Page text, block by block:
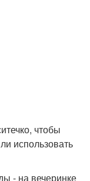
чтобы
использовать
- на вечеринке